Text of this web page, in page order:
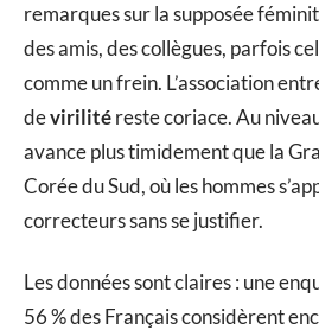
remarques sur la supposée
des amis, des collègues, parfois
comme un frein. L’association
devirilitéreste coriace. Au
avance plus timidement que la
Corée du Sud, où les hommes
correcteurs sans se justifier.
Les données sont claires : une
56 % des Français considèrent